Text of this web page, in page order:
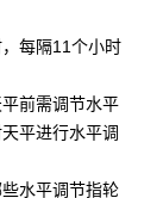
每隔11个小时
前需调节水平
平进行水平调
水平调节指轮